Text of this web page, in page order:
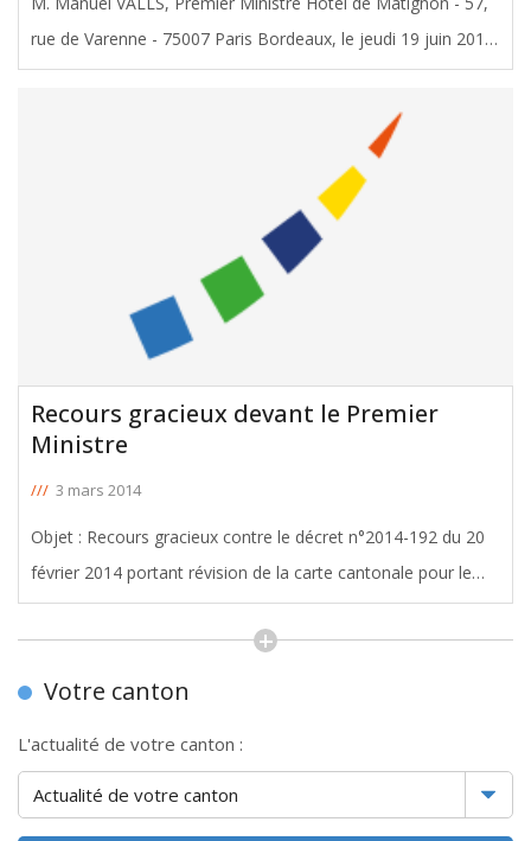
rue de Varenne - 75007 Paris Bordeaux, le jeudi 19 juin 2014
Monsieur le Premier Ministre, Le Journal Officiel de la
République française a publié dans les derniers jours du
Recours gracieux devant le Premier
Ministre
/// 3 mars 2014
Objet : Recours gracieux contre le décret n°2014-192 du 20
février 2014 portant révision de la carte cantonale pour le
département de la Gironde Monsieur le Premier Ministre, Le
Journal Officiel de la République Française vient de publier
[ … ]
Votre canton
L'actualité de votre canton :